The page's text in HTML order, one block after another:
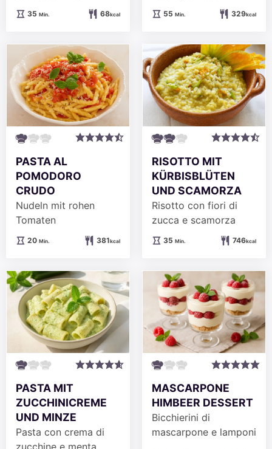
35Minuten
Min. 68kcal 55Minuten
Min. 329kcal
PASTA AL
POMODORO
CRUDO
Nudeln mit rohen
Tomaten
20Minuten
Min. 381kcal
RISOTTO MIT
KÜRBISBLÜTEN
UND SCAMORZA
Risotto con fiori di
zucca e scamorza
35Minuten
Min. 746kcal
PASTA MIT
ZUCCHINICREME
UND MINZE
Pasta con crema di
MASCARPONE
HIMBEER DESSERT
Bicchierini di
mascarpone e lamponi